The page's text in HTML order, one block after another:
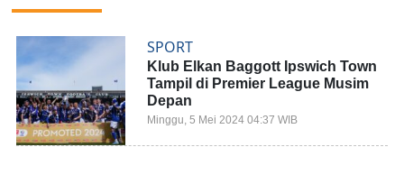
SPORT
Klub Elkan Baggott Ipswich Town
Tampil di Premier League Musim
Depan
Minggu, 5 Mei 2024 04:37 WIB